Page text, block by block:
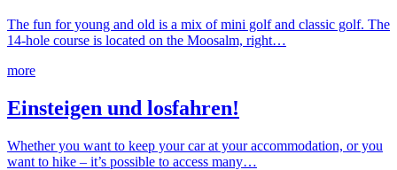
The fun for young and old is a mix of mini golf and classic golf. The
14-hole course is located on the Moosalm, right…
more
Einsteigen und losfahren!
Whether you want to keep your car at your accommodation, or you
want to hike – it’s possible to access many…